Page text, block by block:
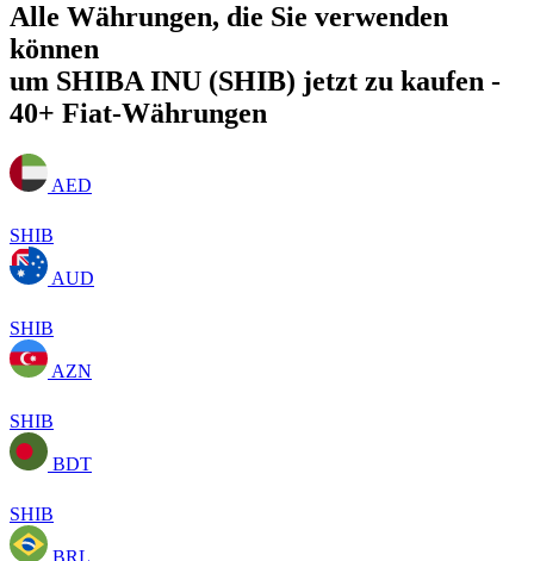
Alle Währungen, die Sie verwenden
können
um SHIBA INU (SHIB) jetzt zu kaufen -
40+ Fiat-Währungen
AED
SHIB
AUD
SHIB
AZN
SHIB
BDT
SHIB
BRL